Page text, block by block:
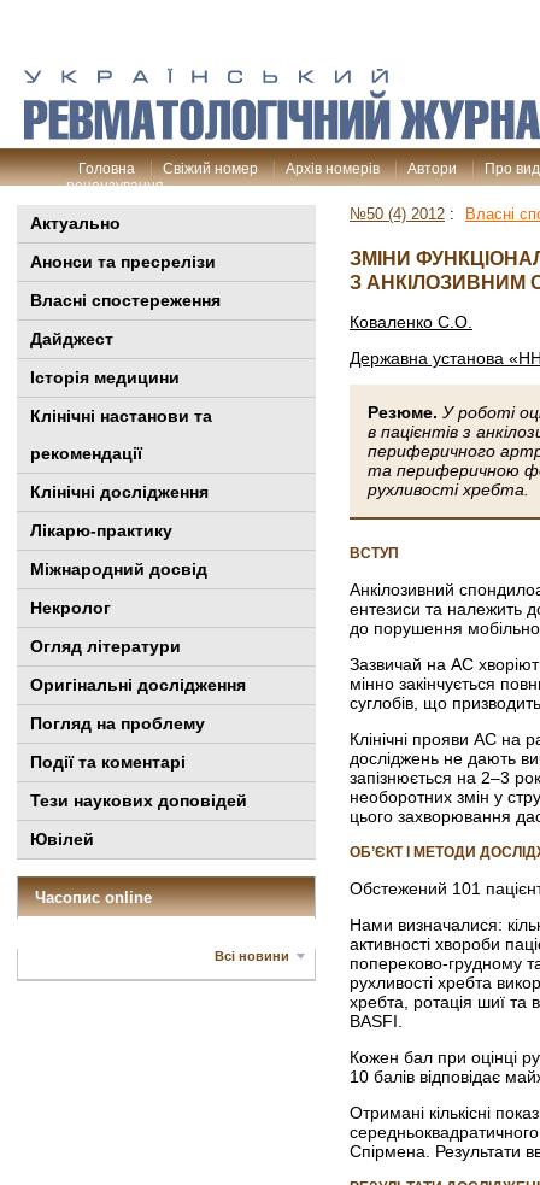
Головна Свіжий номер Архів номерів Автори
Про
рецензування
Актуально
Анонси та пресрелізи
Власні спостереження
Дайджест
Історія медицини
Клінiчні настанови та
рекомендації
Клінічні дослідження
Лікарю-практику
Міжнародний досвід
Некролог
Огляд літератури
Оригінальні дослідження
Погляд на проблему
Події та коментарі
Тези наукових доповідей
Ювілей
Часопис online
Всі новини
№50 (4) 2012 : Власні
ЗМІНИ
З АНКІЛОЗИВНИМ
Коваленко С.О.
Державна установа
Резюме. У роботі
в пацієнтів з
периферичного
та периферичною
рухливості хребта.
ВСТУП
Анкілозивний
ентезиси та належить
до порушення
Зазвичай на АС
мінно закінчується
суглобів, що
Клінічні прояви АС на
досліджень не дають
запізнюється на 2–3
необоротних змін у
цього захворювання
ОБ’ЄКТ І МЕТОДИ
Обстежений 101
Нами визначалися:
активності хвороби
попереково-­грудному
рухливості хребта
хребта, ротація шиї та
BASFI.
Кожен бал при оцінці
10 балів відповідає
Отримані кількісні
Спірмена. Результати